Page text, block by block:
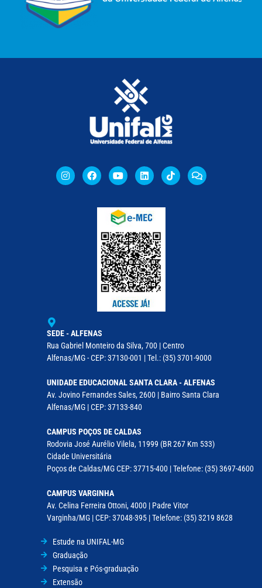
SEDE - ALFENAS
Rua Gabriel Monteiro da Silva, 700 | Centro
Alfenas/MG - CEP: 37130-001 | Tel.: (35) 3701-9000
UNIDADE EDUCACIONAL SANTA CLARA - ALFENAS
Av. Jovino Fernandes Sales, 2600 | Bairro Santa Clara
Alfenas/MG | CEP: 37133-840
CAMPUS POÇOS DE CALDAS
Rodovia José Aurélio Vilela, 11999 (BR 267 Km 533)
Cidade Universitária
Poços de Caldas/MG CEP: 37715-400 | Telefone: (35) 3697-4600
CAMPUS VARGINHA
Av. Celina Ferreira Ottoni, 4000 | Padre Vitor
Varginha/MG | CEP: 37048-395 | Telefone: (35) 3219 8628
Estude na UNIFAL-MG
Graduação
Pesquisa e Pós-graduação
Extensão